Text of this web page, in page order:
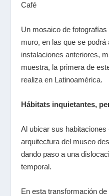
Café
Un mosaico de
muro, en las que se
instalaciones anteriores,
muestra, la primera de
realiza en Latinoamérica.
Hábitats inquietantes,
Al ubicar sus
arquitectura del museo
dando paso a una
temporal.
En esta transformación